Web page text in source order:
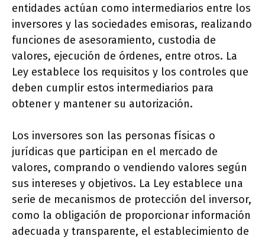
entidades actúan como intermediarios entre los
inversores y las sociedades emisoras, realizando
funciones de asesoramiento, custodia de
valores, ejecución de órdenes, entre otros. La
Ley establece los requisitos y los controles que
deben cumplir estos intermediarios para
obtener y mantener su autorización.
Los inversores son las personas físicas o
jurídicas que participan en el mercado de
valores, comprando o vendiendo valores según
sus intereses y objetivos. La Ley establece una
serie de mecanismos de protección del inversor,
como la obligación de proporcionar información
adecuada y transparente, el establecimiento de